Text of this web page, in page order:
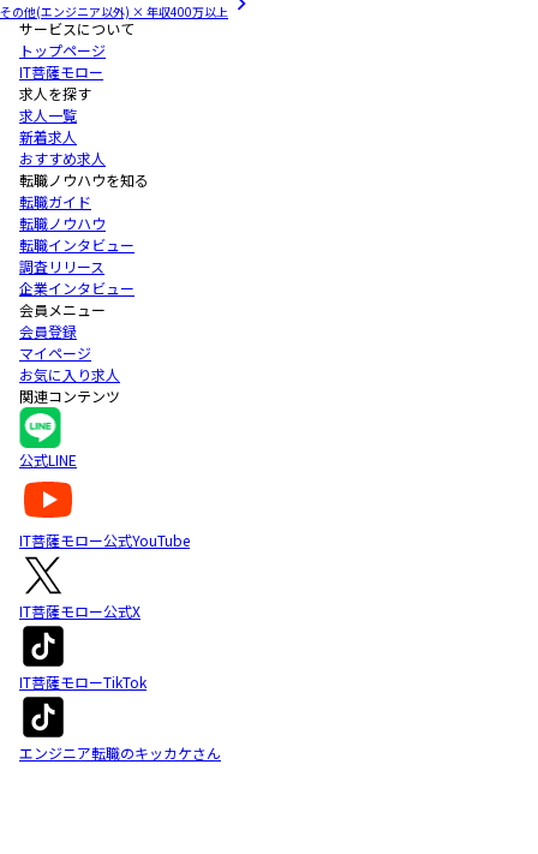
その他(エンジニア以外) × 年収400万以上
サービスについて
トップページ
IT菩薩モロー
求人を探す
求人一覧
新着求人
おすすめ求人
転職ノウハウを知る
転職ガイド
転職ノウハウ
転職インタビュー
調査リリース
企業インタビュー
会員メニュー
会員登録
マイページ
お気に入り求人
関連コンテンツ
公式LINE
IT菩薩モロー公式YouTube
IT菩薩モロー公式X
IT菩薩モローTikTok
エンジニア転職のキッカケさん